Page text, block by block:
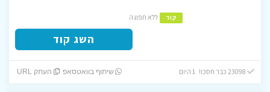
קוד ללא תפוגה
השג קוד
23098 כבר חסכו! 1 היום שיתוף בוואטסאפ העתק URL